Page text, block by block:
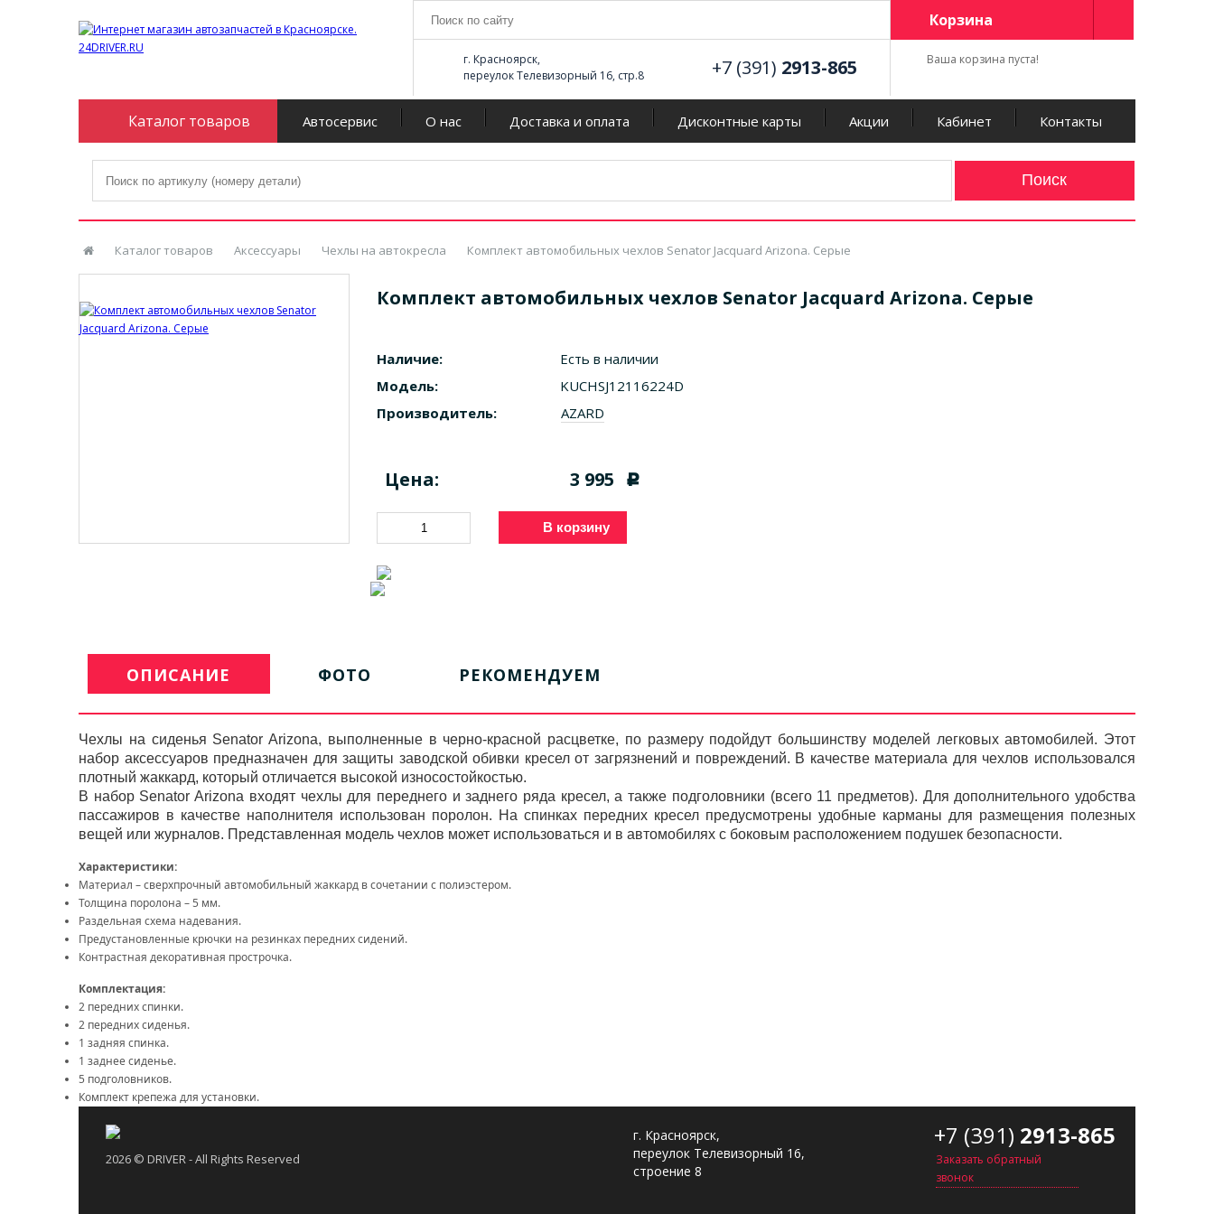
г. Красноярск,
переулок Телевизорный 16, стр.8
+7 (391) 2913-865
Корзина
Ваша корзина пуста!
Каталог товаров Автосервис О нас Доставка и оплата Дисконтные карты Акции Кабинет Контакты
Каталог товаров Аксессуары Чехлы на автокресла Комплект автомобильных чехлов Senator Jacquard Arizona. Серые
Комплект автомобильных чехлов Senator Jacquard Arizona. Серые
Наличие:
Есть в наличии
Модель:
KUCHSJ12116224D
Производитель:
AZARD
Цена: 3 995 c
В корзину
ОПИСАНИЕ ФОТО РЕКОМЕНДУЕМ
Чехлы на сиденья Senator Arizona, выполненные в черно-красной расцветке, по размеру подойдут большинству моделей легковых автомобилей. Этот
набор аксессуаров предназначен для защиты заводской обивки кресел от загрязнений и повреждений. В качестве материала для чехлов использовался
плотный жаккард, который отличается высокой износостойкостью.
В набор Senator Arizona входят чехлы для переднего и заднего ряда кресел, а также подголовники (всего 11 предметов). Для дополнительного удобства
пассажиров в качестве наполнителя использован поролон. На спинках передних кресел предусмотрены удобные карманы для размещения полезных
вещей или журналов. Представленная модель чехлов может использоваться и в автомобилях с боковым расположением подушек безопасности.
Характеристики:
Материал – сверхпрочный автомобильный жаккард в сочетании с полиэстером.
Толщина поролона – 5 мм.
Раздельная схема надевания.
Предустановленные крючки на резинках передних сидений.
Контрастная декоративная прострочка.
Комплектация:
2 передних спинки.
2 передних сиденья.
1 задняя спинка.
1 заднее сиденье.
5 подголовников.
Комплект крепежа для установки.
2026 © DRIVER - All Rights Reserved
г. Красноярск,
переулок Телевизорный 16,
строение 8
+7 (391) 2913-865
Заказать обратный
звонок